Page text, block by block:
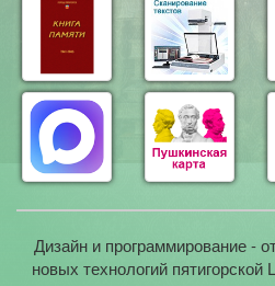
Дизайн и программирование -
новых технологий